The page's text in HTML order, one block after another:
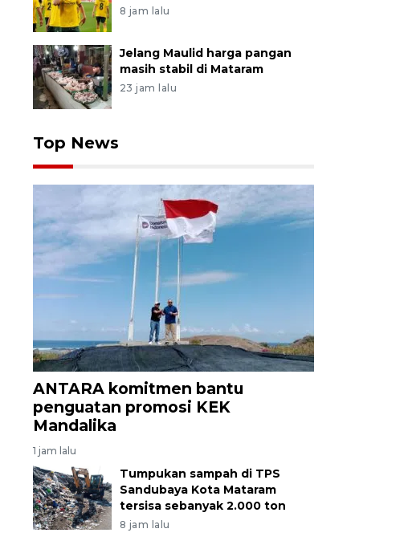
8 jam lalu
Jelang Maulid harga pangan
masih stabil di Mataram
23 jam lalu
Top News
ANTARA komitmen bantu
penguatan promosi KEK
Mandalika
1 jam lalu
Tumpukan sampah di TPS
Sandubaya Kota Mataram
tersisa sebanyak 2.000 ton
8 jam lalu